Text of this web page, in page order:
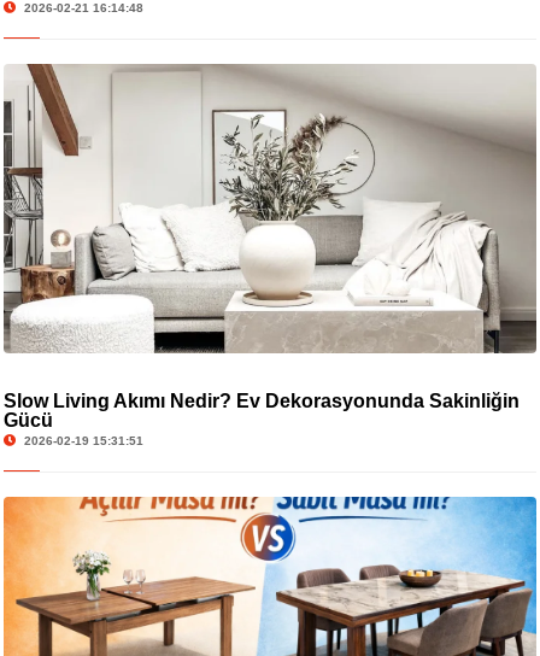
2026-02-21 16:14:48
Slow Living Akımı Nedir? Ev Dekorasyonunda Sakinliğin
Gücü
2026-02-19 15:31:51